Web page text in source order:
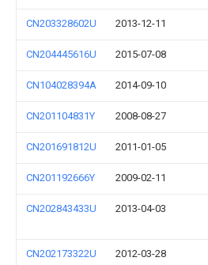
CN203328602U 2013-12-11
CN204445616U 2015-07-08
CN104028394A 2014-09-10
CN201104831Y 2008-08-27
CN201691812U 2011-01-05
CN201192666Y 2009-02-11
CN202843433U 2013-04-03
CN202173322U 2012-03-28